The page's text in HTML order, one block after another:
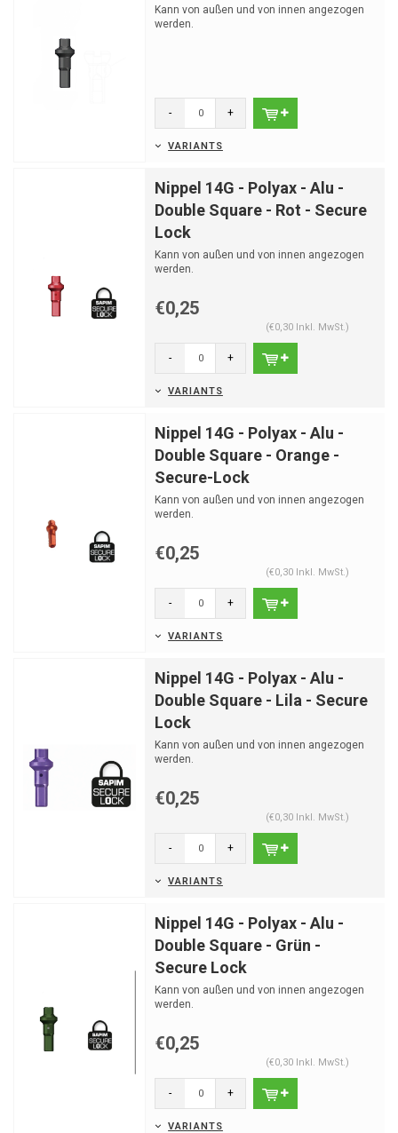
Kann von außen und von innen angezogen
werden.
- +
VARIANTS
Nippel 14G - Polyax - Alu -
Double Square - Rot - Secure
Lock
Kann von außen und von innen angezogen
werden.
€0,25
(€0,30 Inkl. MwSt.)
- +
VARIANTS
Nippel 14G - Polyax - Alu -
Double Square - Orange -
Secure-Lock
Kann von außen und von innen angezogen
werden.
€0,25
(€0,30 Inkl. MwSt.)
- +
VARIANTS
Nippel 14G - Polyax - Alu -
Double Square - Lila - Secure
Lock
Kann von außen und von innen angezogen
werden.
€0,25
(€0,30 Inkl. MwSt.)
- +
VARIANTS
Nippel 14G - Polyax - Alu -
Double Square - Grün -
Secure Lock
Kann von außen und von innen angezogen
werden.
€0,25
(€0,30 Inkl. MwSt.)
- +
VARIANTS